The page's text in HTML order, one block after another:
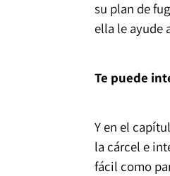
su plan de
ella le ayude
Te puede
Y en el
la cárcel e
fácil como